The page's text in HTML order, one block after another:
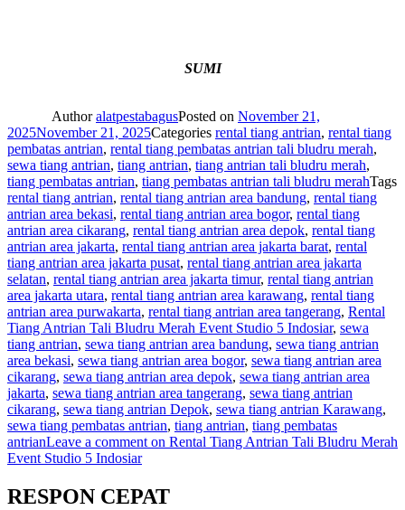
SUMI
AuthoralatpestabagusPosted on November 21,
2025November 21, 2025Categories rental tiang antrian, rental tiang
pembatas antrian, rental tiang pembatas antrian tali bludru merah,
sewa tiang antrian, tiang antrian, tiang antrian tali bludru merah,
tiang pembatas antrian, tiang pembatas antrian tali bludru merahTags
rental tiang antrian, rental tiang antrian area bandung, rental tiang
antrian area bekasi, rental tiang antrian area bogor, rental tiang
antrian area cikarang, rental tiang antrian area depok, rental tiang
antrian area jakarta, rental tiang antrian area jakarta barat, rental
tiang antrian area jakarta pusat, rental tiang antrian area jakarta
selatan, rental tiang antrian area jakarta timur, rental tiang antrian
area jakarta utara, rental tiang antrian area karawang, rental tiang
antrian area purwakarta, rental tiang antrian area tangerang, Rental
Tiang Antrian Tali Bludru Merah Event Studio 5 Indosiar, sewa
tiang antrian, sewa tiang antrian area bandung, sewa tiang antrian
area bekasi, sewa tiang antrian area bogor, sewa tiang antrian area
cikarang, sewa tiang antrian area depok, sewa tiang antrian area
jakarta, sewa tiang antrian area tangerang, sewa tiang antrian
cikarang, sewa tiang antrian Depok, sewa tiang antrian Karawang,
sewa tiang pembatas antrian, tiang antrian, tiang pembatas
antrianLeave a commenton Rental Tiang Antrian Tali Bludru Merah
Event Studio 5 Indosiar
RESPON CEPAT